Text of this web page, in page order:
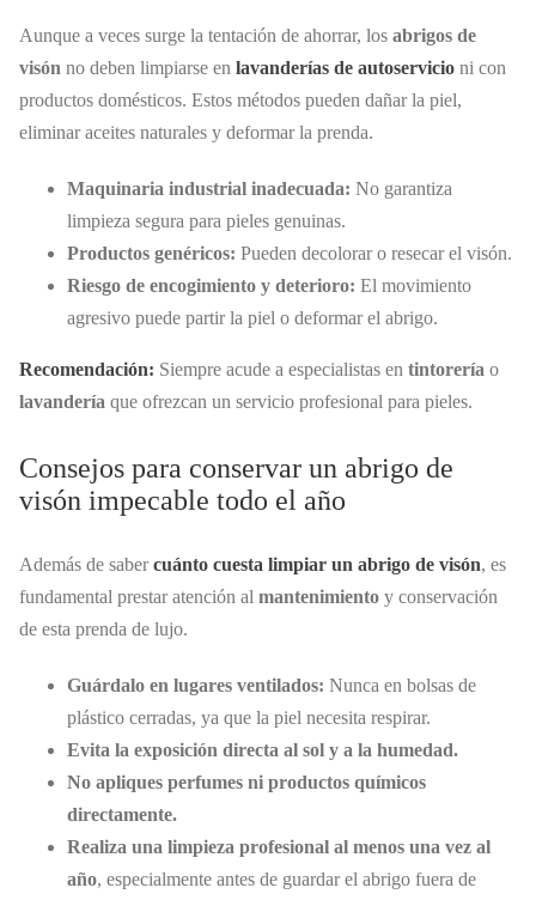
Aunque a veces surge la tentación de ahorrar, los abrigos de
visón no deben limpiarse en lavanderías de autoservicio ni con
productos domésticos. Estos métodos pueden dañar la piel,
eliminar aceites naturales y deformar la prenda.
Maquinaria industrial inadecuada: No garantiza
limpieza segura para pieles genuinas.
Productos genéricos: Pueden decolorar o resecar el visón.
Riesgo de encogimiento y deterioro: El movimiento
agresivo puede partir la piel o deformar el abrigo.
Recomendación: Siempre acude a especialistas en tintorería o
lavandería que ofrezcan un servicio profesional para pieles.
Consejos para conservar un abrigo de
visón impecable todo el año
Además de sabercuánto cuesta limpiar un abrigo de visón, es
fundamental prestar atención al mantenimiento y conservación
de esta prenda de lujo.
Guárdalo en lugares ventilados: Nunca en bolsas de
plástico cerradas, ya que la piel necesita respirar.
Evita la exposición directa al sol y a la humedad.
No apliques perfumes ni productos químicos
directamente.
Realiza una limpieza profesional al menos una vez al
año, especialmente antes de guardar el abrigo fuera de